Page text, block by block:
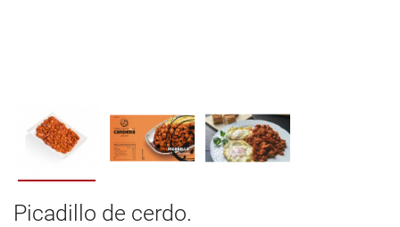
Picadillo de cerdo.